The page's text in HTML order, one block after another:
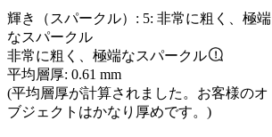
輝き（スパークル）: 5: 非常に粗く、極端
なスパークル
非常に粗く、極端なスパークル
平均層厚: 0.61 mm
(平均層厚が計算されました。お客様のオ
ブジェクトはかなり厚めです。)